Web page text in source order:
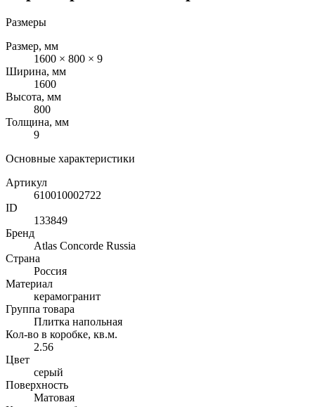
Размеры
Размер, мм
1600 × 800 × 9
Ширина, мм
1600
Высота, мм
800
Толщина, мм
9
Основные характеристики
Артикул
610010002722
ID
133849
Бренд
Atlas Concorde Russia
Страна
Россия
Материал
керамогранит
Группа товара
Плитка напольная
Кол-во в коробке, кв.м.
2.56
Цвет
серый
Поверхность
Матовая